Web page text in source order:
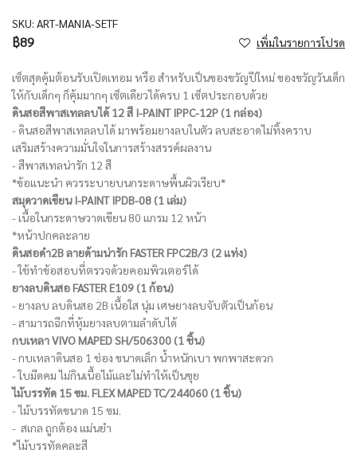
SKU: ART-MANIA-SETF
฿89 เพิ่มในรายการโปรด
เซ็ตสุดคุ้มต้อนรับเปิดเทอม หรือ สำหรับเป็นของขวัญปีใหม่ ของขวัญวันเด็ก
ให้กับเด็กๆ ก็คุ้มมากๆ เซ็ตเดียวได้ครบ 1 เซ็ตประกอบด้วย
ดินสอสีพาสเทลลบได้ 12 สี I-PAINT IPPC-12P (1 กล่อง)
- ดินสอสีพาสเทลลบได้ มาพร้อมยางลบในตัว ลบสะอาดไม่ทิ้งคราบ
เสริมสร้างความมั่นใจในการสร้างสรรค์ผลงาน
- สีพาสเทลน่ารัก 12 สี
*ข้อแนะนำ ควรระบายบนกระดาษพื้นผิวเรียบ*
สมุดวาดเขียน I-PAINT IPDB-08 (1 เล่ม)
- เนื้อในกระดาษวาดเขียน 80 แกรม 12 หน้า
*หน้าปกคละลาย
ดินสอดำ2B ลายด้ามน่ารัก FASTER FPC2B/3 (2 แท่ง)
- ใช้ทำข้อสอบที่ตรวจด้วยคอมพิวเตอร์ได้
ยางลบดินสอ FASTER E109 (1 ก้อน)
- ยางลบ ลบดินสอ 2B เนื้อใส นุ่ม เศษยางลบจับตัวเป็นก้อน
- สามารถฉีกที่หุ้มยางลบตามลำดับได้
กบเหลา VIVO MAPED SH/506300 (1 ชิ้น)
- กบเหลาดินสอ 1 ช่อง ขนาดเล็ก น้ำหนักเบา พกพาสะดวก
- ใบมีดคม ไม่กินเนื้อไม้และไม่ทำให้เป็นขุย
ไม้บรรทัด 15 ซม. FLEX MAPED TC/244060 (1 ชิ้น)
- ไม้บรรทัดขนาด 15 ซม.
- สเกล ถูกต้อง แม่นยำ
*ไม้บรรทัดคละสี